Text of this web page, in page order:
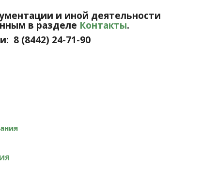
и иной деятельности
в разделе Контакты.
8 (8442) 24-71-90